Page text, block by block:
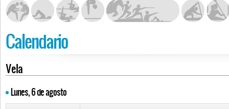
Calendario
Vela
Lunes, 6 de agosto